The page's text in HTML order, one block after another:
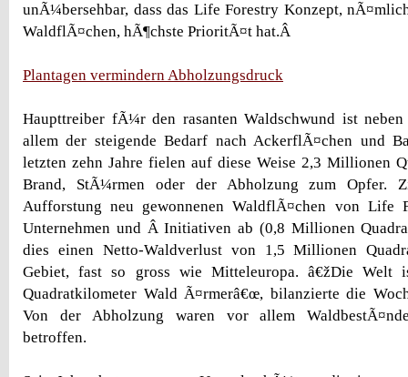
unÃ¼bersehbar, dass das Life Forestry Konzept,
WaldflÃ¤chen, hÃ¶chste PrioritÃ¤t hat.Â
Plantagen vermindern Abholzungsdruck
Haupttreiber fÃ¼r den rasanten Waldschwund ist
allem der steigende Bedarf nach AckerflÃ¤chen und
letzten zehn Jahre fielen auf diese Weise 2,3 Millionen
Brand, StÃ¼rmen oder der Abholzung zum Opfer.
Aufforstung neu gewonnenen WaldflÃ¤chen von Life
Unternehmen und Â Initiativen ab (0,8 Millionen
dies einen Netto-Waldverlust von 1,5 Millionen
Gebiet, fast so gross wie Mitteleuropa. â€žDie Welt
Quadratkilometer Wald Ã¤rmerâ€œ, bilanzierte die
Von der Abholzung waren vor allem
betroffen.